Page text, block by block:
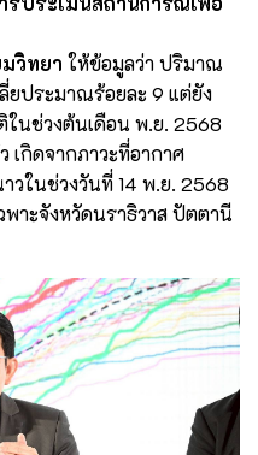
วิทยา ให้ข้อมูลว่า ปริมาณ
ยประมาณร้อยละ 9 แต่ยัง
นช่วงต้นเดือน พ.ย. 2568
เกิดจากภาวะที่อากาศ
วในช่วงวันที่ 14 พ.ย. 2568
าะจังหวัดนราธิวาส ปัตตานี